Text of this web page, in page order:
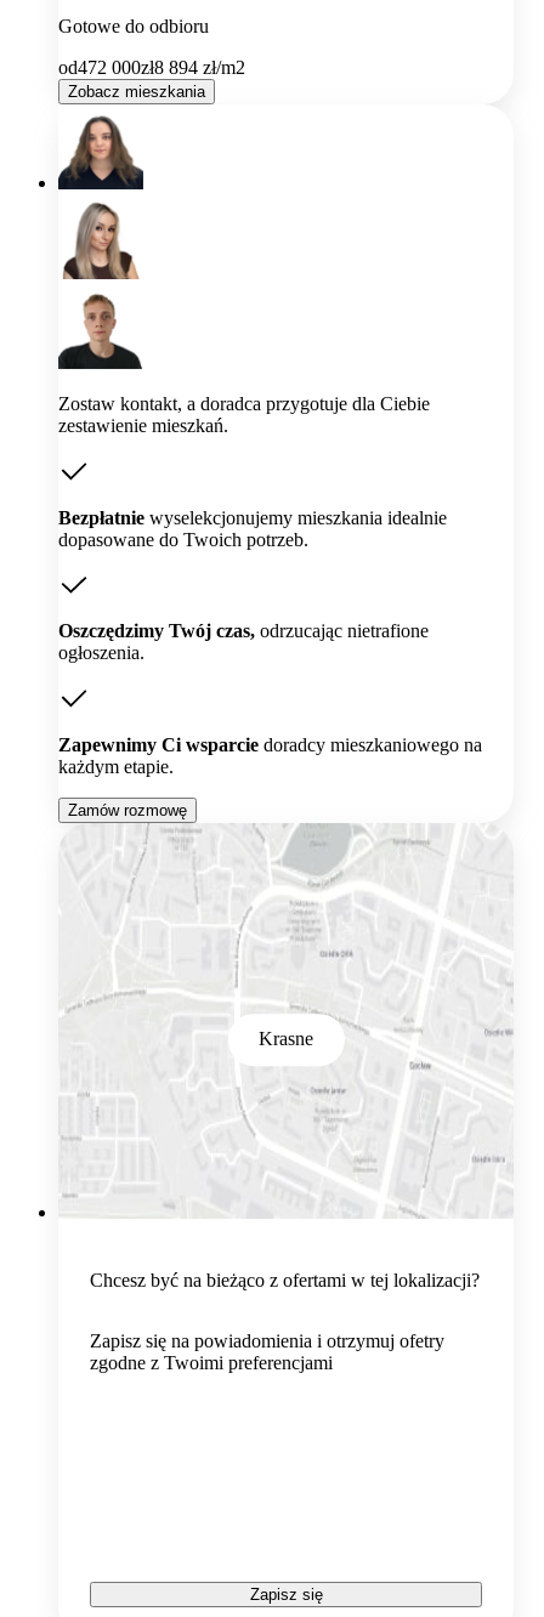
Gotowe do odbioru
od472 000zł8 894 zł/m2
Zobacz mieszkania
Zostaw kontakt, a doradca przygotuje dla Ciebie
zestawienie mieszkań.
Bezpłatnie wyselekcjonujemy mieszkania idealnie
dopasowane do Twoich potrzeb.
Oszczędzimy Twój czas, odrzucając nietrafione
ogłoszenia.
Zapewnimy Ci wsparcie doradcy mieszkaniowego na
każdym etapie.
Zamów rozmowę
Krasne
Chcesz być na bieżąco z ofertami w tej lokalizacji?
Zapisz się na powiadomienia i otrzymuj ofetry
zgodne z Twoimi preferencjami
Zapisz się